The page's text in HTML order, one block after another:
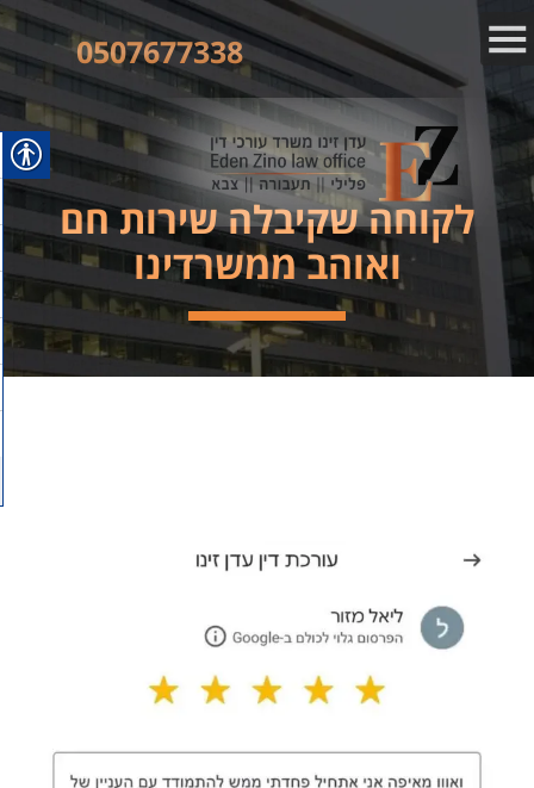
0507677338
לקוחה שקיבלה שירות חם
ואוהב ממשרדינו